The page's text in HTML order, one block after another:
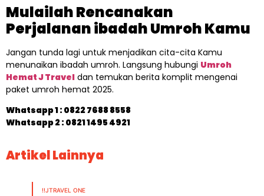
Mulailah Rencanakan
Perjalanan ibadah Umroh Kamu
Jangan tunda lagi untuk menjadikan cita-cita Kamu
menunaikan ibadah umroh. Langsung hubungi Umroh
Hemat J Travel dan temukan berita komplit mengenai
paket umroh hemat 2025.
Whatsapp 1 :0822 7688 8558
Whatsapp 2 : 0821 1495 4921
Artikel Lainnya
!!JTRAVEL ONE